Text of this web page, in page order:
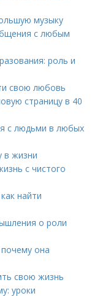
музыку
с любым
роль и
свою любовь
страницу в 40
с людьми в любых
в жизни
с чистого
найти
о роли
она
свою жизнь
уроки